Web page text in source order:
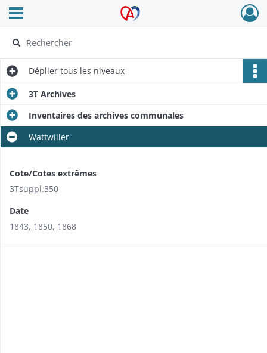
Archives Alsace - Colmar
Ouvrir le menu déroulant
Déplier tous les niveaux
3T Archives
Inventaires des archives communales
Wattwiller
Cote/Cotes extrêmes
3Tsuppl.350
Date
1843, 1850, 1868